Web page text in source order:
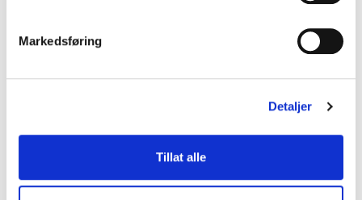
Markedsføring
Detaljer
Tillat alle
Legg i handlekurv